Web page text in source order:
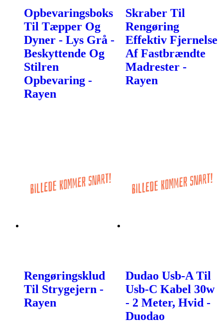
Opbevaringsboks
Til Tæpper Og
Dyner - Lys Grå -
Beskyttende Og
Stilren
Opbevaring -
Rayen
Skraber Til
Rengøring
Effektiv Fjernelse
Af Fastbrændte
Madrester -
Rayen
Rengøringsklud
Til Strygejern -
Rayen
Dudao Usb-A Til
Usb-C Kabel 30w
- 2 Meter, Hvid -
Duodao